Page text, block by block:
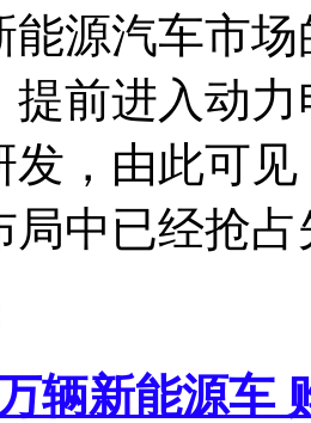
能源汽车市
提前进入动
发，由此可
局中已经抢
辆新能源车